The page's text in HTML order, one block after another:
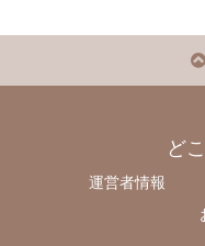
ど
運営者情報